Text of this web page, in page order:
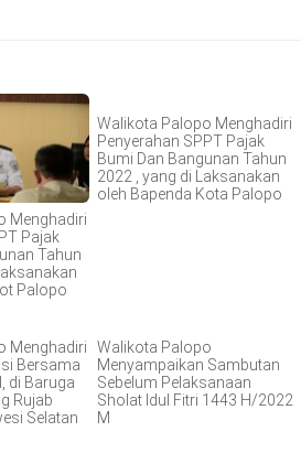
Menghadiri
Pajak
Tahun
Palopo
Walikota Palopo Menghadiri
Penyerahan SPPT Pajak
Bumi Dan Bangunan Tahun
2022 , yang di Laksanakan
oleh Bapenda Kota Palopo
Menghadiri
Bersama
di Baruga
Rujab
Selatan
Walikota Palopo
Menyampaikan Sambutan
Sebelum Pelaksanaan
Sholat Idul Fitri 1443 H/2022
M